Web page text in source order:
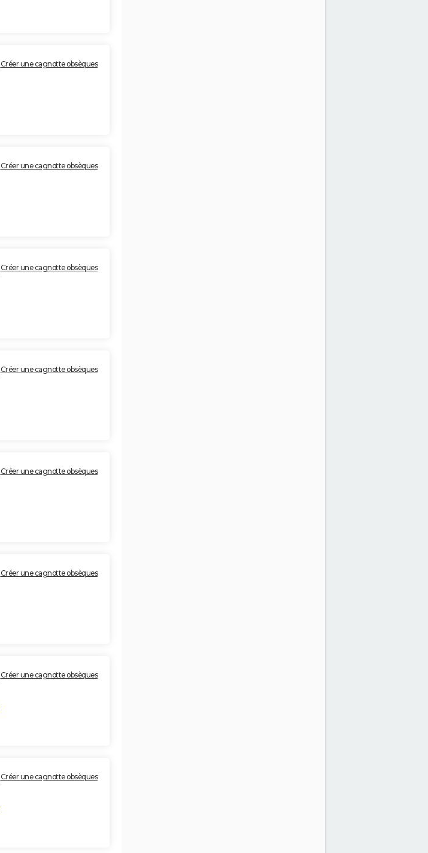
Créer une cagnotte obsèques
Créer une cagnotte obsèques
Créer une cagnotte obsèques
Créer une cagnotte obsèques
Créer une cagnotte obsèques
Créer une cagnotte obsèques
Créer une cagnotte obsèques
Créer une cagnotte obsèques